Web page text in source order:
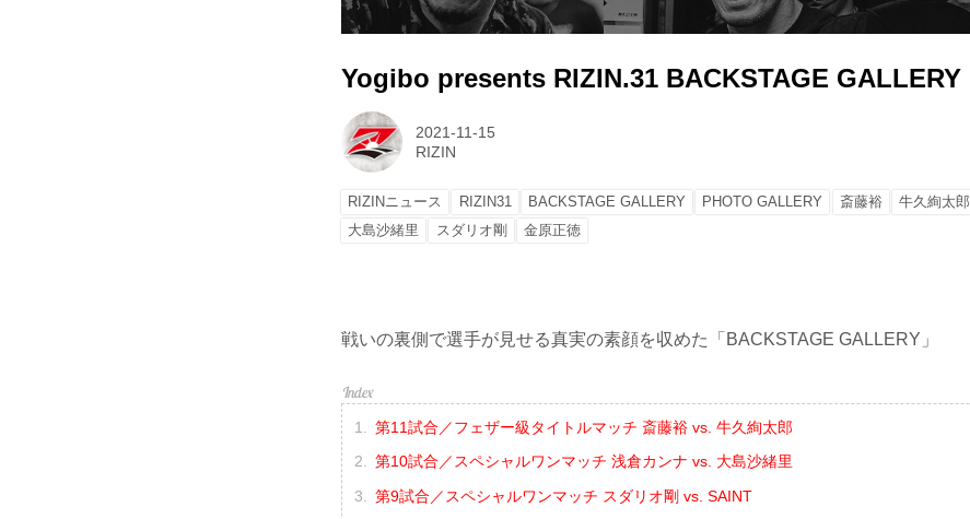
Yogibo presents RIZIN.31 BACKSTAGE GALLERY
2021-11-15
RIZIN
RIZINニュース RIZIN31 BACKSTAGE GALLERY PHOTO GALLERY 斎藤裕 牛久絢太郎
大島沙緒里
スダリオ剛 金原正徳
戦いの裏側で選手が見せる真実の素顔を収めた「BACKSTAGE GALLERY」
第11試合／フェザー級タイトルマッチ 斎藤裕 vs. 牛久絢太郎
第10試合／スペシャルワンマッチ 浅倉カンナ vs. 大島沙緒里
第9試合／スペシャルワンマッチ スダリオ剛 vs. SAINT